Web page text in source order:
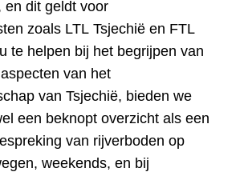
en dit geldt voor
zoals LTL Tsjechië en FTL
te helpen bij het begrijpen van
van het
van Tsjechië, bieden we
een beknopt overzicht als een
van rijverboden op
weekends, en bij